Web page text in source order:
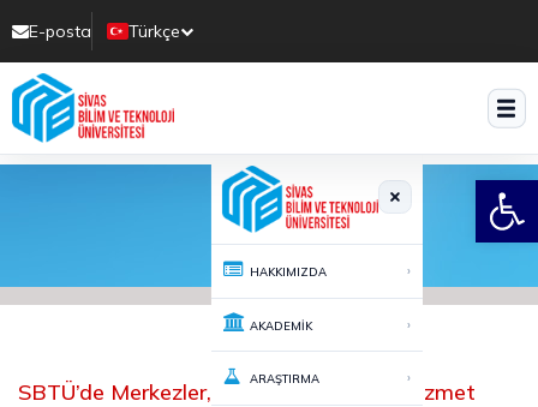
E-posta
Türkçe
Translate
HAKKIMIZDA ›
AKADEMİK ›
ARAŞTIRMA ›
SBTÜ’de Merkezler, Laboratuvarlar ve Hizmet